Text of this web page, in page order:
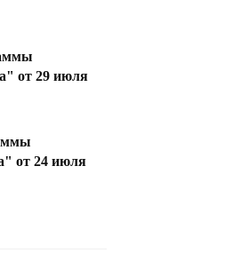
от 29 июля
от 24 июля